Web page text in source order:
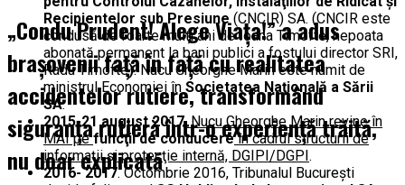
Recipientelor sub Presiune (CNCIR) SA. (CNCIR este
condusă de foarte mulţi ani de Ioana Timofte, nepoata
abonată permanent la bani publici a fostului director SRI,
Radu Timofte). Nucu Gheorghe Marin este numit de
ministrul Economiei în Societatea Naţională a Sării
SA.
2015-21 august 2017. Nucu Gheorghe Marin revine în
MAI pefuncţii de conducereîn cadrul structurii de
informaţii şi protecţie internă, DGIPI/DGPI.
2016- 2017. Octombrie 2016, Tribunalul Bucureşti
„Condu Prudent! Alege Viața!” a adus
brașovenii față în față cu realitatea
accidentelor rutiere, transformând
siguranța rutieră într-o experiență trăită,
nu doar explicată